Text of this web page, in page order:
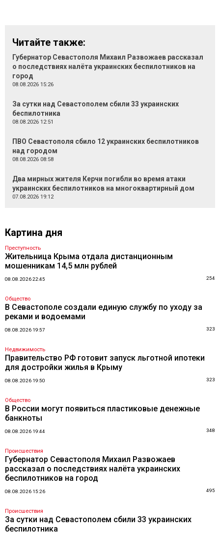
Читайте также:
Губернатор Севастополя Михаил Развожаев рассказал
о последствиях налёта украинских беспилотников на
город
08.08.2026 15:26
За сутки над Севастополем сбили 33 украинских
беспилотника
08.08.2026 12:51
ПВО Севастополя сбило 12 украинских беспилотников
над городом
08.08.2026 08:58
Два мирных жителя Керчи погибли во время атаки
украинских беспилотников на многоквартирный дом
07.08.2026 19:12
Картина дня
Преступность
Жительница Крыма отдала дистанционным
мошенникам 14,5 млн рублей
08.08.2026 22:45 254
Общество
В Севастополе создали единую службу по уходу за
реками и водоемами
08.08.2026 19:57 323
Недвижимость
Правительство РФ готовит запуск льготной ипотеки
для достройки жилья в Крыму
08.08.2026 19:50 323
Общество
В России могут появиться пластиковые денежные
банкноты
08.08.2026 19:44 348
Происшествия
Губернатор Севастополя Михаил Развожаев
рассказал о последствиях налёта украинских
беспилотников на город
08.08.2026 15:26 495
Происшествия
За сутки над Севастополем сбили 33 украинских
беспилотника